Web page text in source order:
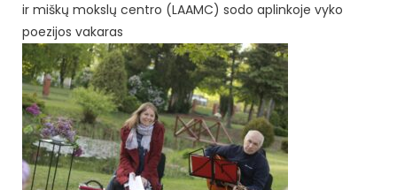
ir miškų mokslų centro (LAAMC) sodo aplinkoje vyko
poezijos vakaras